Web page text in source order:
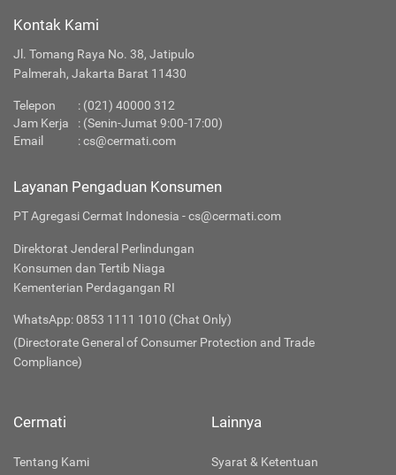
Kontak Kami
Jl. Tomang Raya No. 38, Jatipulo
Palmerah, Jakarta Barat 11430
Telepon : (021) 40000 312
Jam Kerja
: (Senin-Jumat 9:00-17:00)
Email
:cs@cermati.com
Layanan Pengaduan Konsumen
PT Agregasi Cermat Indonesia - cs@cermati.com
Direktorat Jenderal Perlindungan
Konsumen dan Tertib Niaga
Kementerian Perdagangan RI
WhatsApp: 0853 1111 1010 (Chat Only)
(Directorate General of Consumer Protection and Trade
Compliance)
Cermati
Tentang Kami
Lainnya
Syarat & Ketentuan